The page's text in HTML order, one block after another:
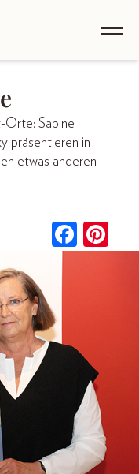
Orte: Sabine
präsentieren in
etwas anderen